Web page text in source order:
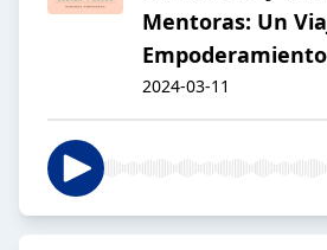
Mentoras: Un
2024-03-11